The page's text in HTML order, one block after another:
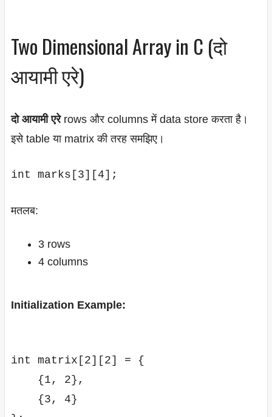
Two Dimensional Array in C (दो
आयामी एरे)
दो आयामी एरेrows और columns में data store करता है।
इसे table या matrix की तरह समझिए।
int marks[3][4];
मतलब:
3 rows
4 columns
Initialization Example:
int matrix[2][2] = {
    {1, 2},
    {3, 4}